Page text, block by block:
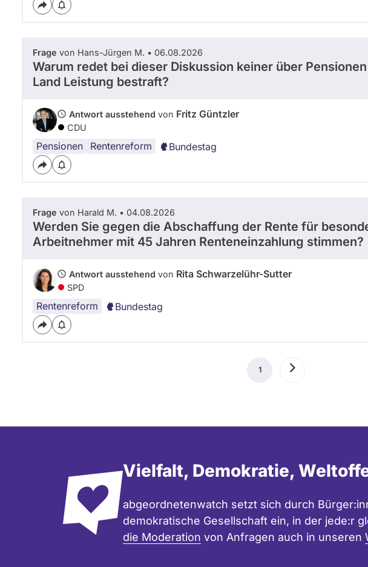
Frage von Hans-Jürgen M. • 06.08.2026
Warum redet bei dieser Diskussion keiner über
Land Leistung bestraft?
Antwort ausstehend von Fritz Güntzler
CDU
Pensionen Rentenreform Bundestag
Frage von Harald M. • 04.08.2026
Werden Sie gegen die Abschaffung der Rente für
Arbeitnehmer mit 45 Jahren Renteneinzahlung stimmen?
Antwort ausstehend von Rita Schwarzelühr-Sutter
SPD
Rentenreform Bundestag
Aktuelle
1 Nächste
Vielfalt, Demokratie,
abgeordnetenwatch setzt sich durch
demokratische Gesellschaft ein, in der jede:r
die Moderation von Anfragen auch in unseren